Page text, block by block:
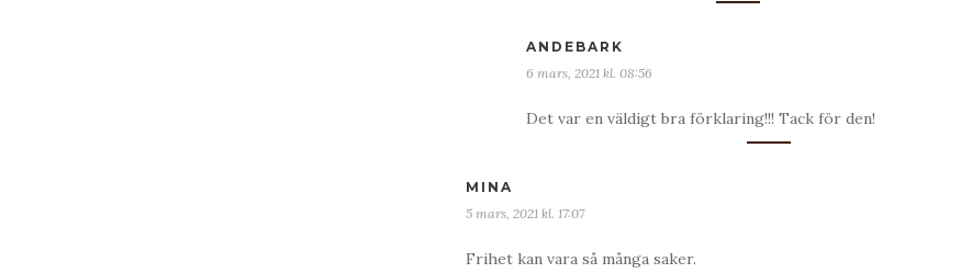
ANDEBARK
6 mars, 2021 kl. 08:56
Det var en väldigt bra förklaring!!! Tack för den!
MINA
5 mars, 2021 kl. 17:07
Frihet kan vara så många saker.